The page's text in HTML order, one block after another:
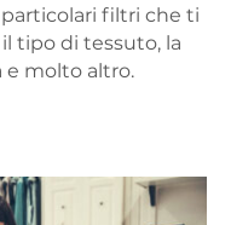
filtri che ti
tipo di tessuto, la
e molto altro.